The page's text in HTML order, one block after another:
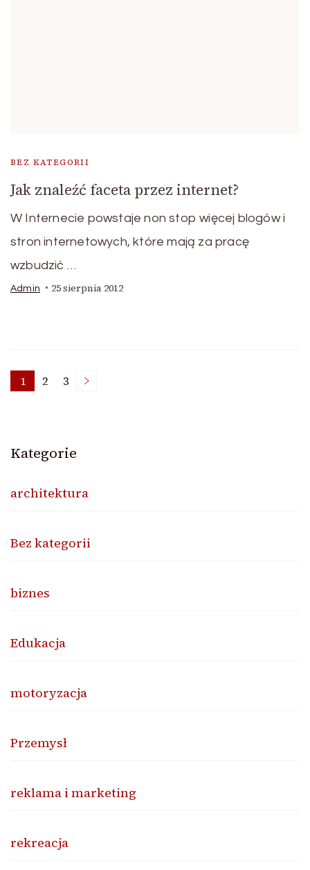
BEZ KATEGORII
Jak znaleźć faceta przez internet?
W Internecie powstaje non stop więcej blogów i
stron internetowych, które mają za pracę
wzbudzić …
Admin 25 sierpnia 2012
Stronicowanie
Strona
1 Strona
2 Strona
3
Kategorie
architektura
Bez kategorii
biznes
Edukacja
motoryzacja
Przemysł
reklama i marketing
rekreacja